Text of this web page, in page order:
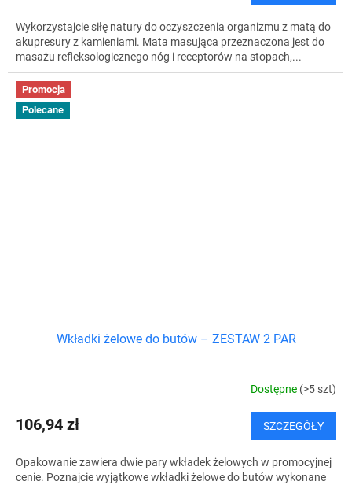
Wykorzystajcie siłę natury do oczyszczenia organizmu z matą do
akupresury z kamieniami. Mata masująca przeznaczona jest do
masażu refleksologicznego nóg i receptorów na stopach,...
Promocja
Polecane
Wkładki żelowe do butów – ZESTAW 2 PAR
Dostępne (>5 szt)
106,94 zł SZCZEGÓŁY
Opakowanie zawiera dwie pary wkładek żelowych w promocyjnej
cenie. Poznajcie wyjątkowe wkładki żelowe do butów wykonane